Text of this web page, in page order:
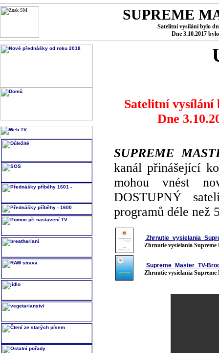
SUPREME
Satelitní vysílání bylo
Dne 3.10.2017
Satelitní vysílání
Dne
SUPREME
kanál přinášející
mohou vnést
DOSTUPNÝ
programů déle než
Zhrnutie vysielania Supreme
Supreme_Master_TV-
Zhrnutie vysielania Supreme